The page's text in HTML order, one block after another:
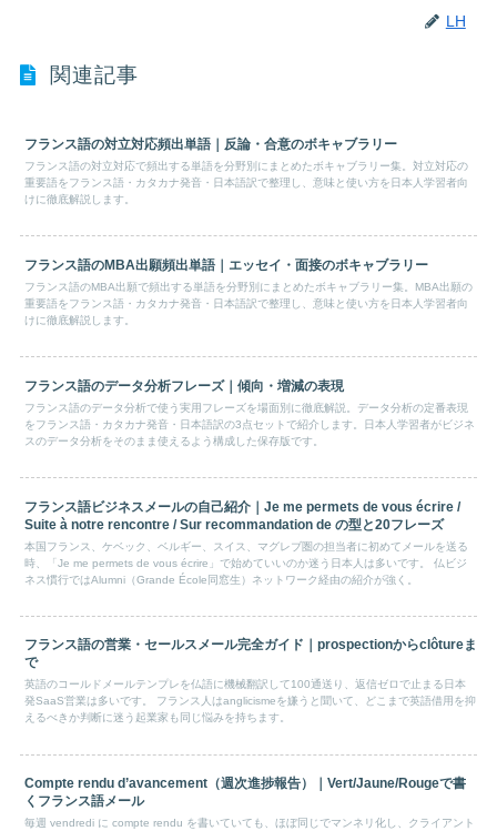
LH
関連記事
フランス語の対立対応頻出単語｜反論・合意のボキャブラリー
フランス語の対立対応で頻出する単語を分野別にまとめたボキャブラリー集。対立対応の
重要語をフランス語・カタカナ発音・日本語訳で整理し、意味と使い方を日本人学習者向
けに徹底解説します。
フランス語のMBA出願頻出単語｜エッセイ・面接のボキャブラリー
フランス語のMBA出願で頻出する単語を分野別にまとめたボキャブラリー集。MBA出願の
重要語をフランス語・カタカナ発音・日本語訳で整理し、意味と使い方を日本人学習者向
けに徹底解説します。
フランス語のデータ分析フレーズ｜傾向・増減の表現
フランス語のデータ分析で使う実用フレーズを場面別に徹底解説。データ分析の定番表現
をフランス語・カタカナ発音・日本語訳の3点セットで紹介します。日本人学習者がビジネ
スのデータ分析をそのまま使えるよう構成した保存版です。
フランス語ビジネスメールの自己紹介｜Je me permets de vous écrire /
Suite à notre rencontre / Sur recommandation de の型と20フレーズ
本国フランス、ケベック、ベルギー、スイス、マグレブ圏の担当者に初めてメールを送る
時、「Je me permets de vous écrire」で始めていいのか迷う日本人は多いです。 仏ビジ
ネス慣行ではAlumni（Grande École同窓生）ネットワーク経由の紹介が強く。
フランス語の営業・セールスメール完全ガイド｜prospectionからclôtureま
で
英語のコールドメールテンプレを仏語に機械翻訳して100通送り、返信ゼロで止まる日本
発SaaS営業は多いです。 フランス人はanglicismeを嫌うと聞いて、どこまで英語借用を抑
えるべきか判断に迷う起業家も同じ悩みを持ちます。
Compte rendu d’avancement（週次進捗報告）｜Vert/Jaune/Rougeで書
くフランス語メール
毎週 vendredi に compte rendu を書いていても、ほぼ同じでマンネリ化し、クライアント